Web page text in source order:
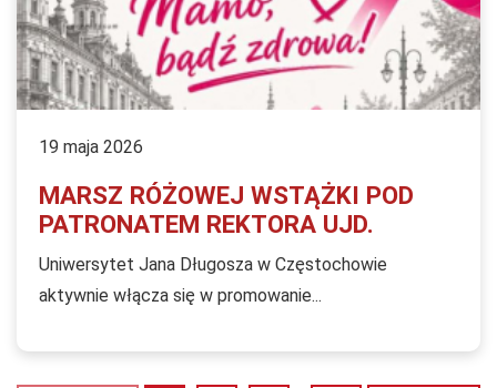
19 maja 2026
MARSZ RÓŻOWEJ WSTĄŻKI POD
PATRONATEM REKTORA UJD.
Uniwersytet Jana Długosza w Częstochowie
aktywnie włącza się w promowanie...